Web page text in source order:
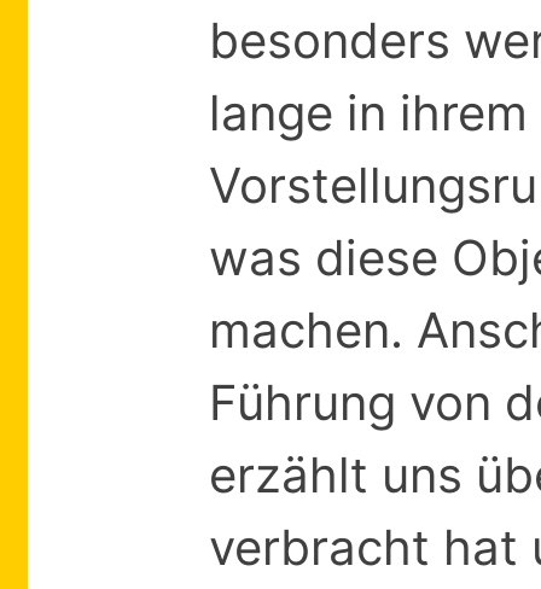
besonders
lange in
was diese
machen.
Führung von
erzählt uns
verbracht hat